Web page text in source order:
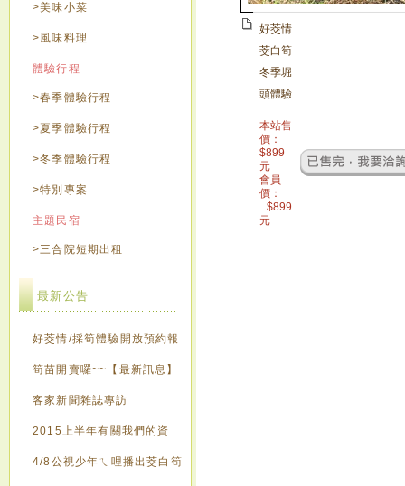
>美味小菜
>風味料理
體驗行程
>春季體驗行程
>夏季體驗行程
>冬季體驗行程
>特別專案
主題民宿
>三合院短期出租
最新公告
好茭情/採筍體驗開放預約報
名囉~~【最新訊息】
筍苗開賣囉~~【最新訊息】
客家新聞雜誌專訪
2015上半年有關我們的資
訊，歡迎來點閱~~~
4/8公視少年ㄟ哩播出茭白筍
好茭情
茭白筍
冬季堀
頭體驗
本站售
價：
$899
元
會員
價：
$899
元